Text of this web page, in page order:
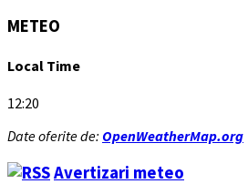
METEO
Local Time
12:20
Date oferite de: OpenWeatherMap.org
Avertizari meteo